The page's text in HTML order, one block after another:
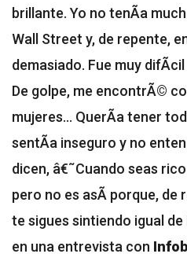
brillante. Yo no tenÃ­a
Wall Street y, de repente,
demasiado. Fue muy
De golpe, me encontrÃ©
mujeres... QuerÃ­a tener
sentÃ­a inseguro y no
dicen, â€˜Cuando seas
pero no es asÃ­ porque, de
te sigues sintiendo igual de
en una entrevista con